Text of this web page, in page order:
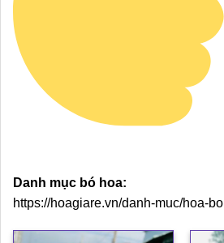
Danh mục bó hoa:
https://hoagiare.vn/danh-muc/hoa-bo